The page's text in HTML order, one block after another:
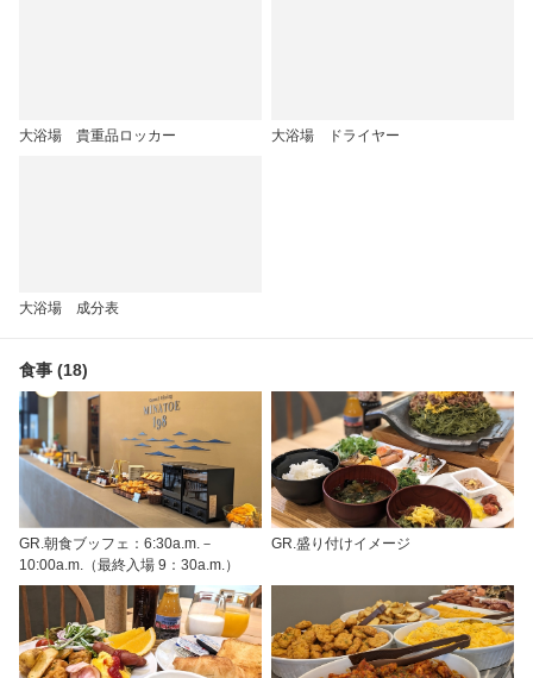
大浴場 貴重品ロッカー 大浴場 ドライヤー
大浴場 成分表
食事 (18)
GR.朝食ブッフェ：6:30a.m.－
10:00a.m.（最終入場 9：30a.m.）
GR.盛り付けイメージ